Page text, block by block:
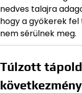
nedves talajra
hogy a gyökerek
nem sérülnek meg.
Túlzott